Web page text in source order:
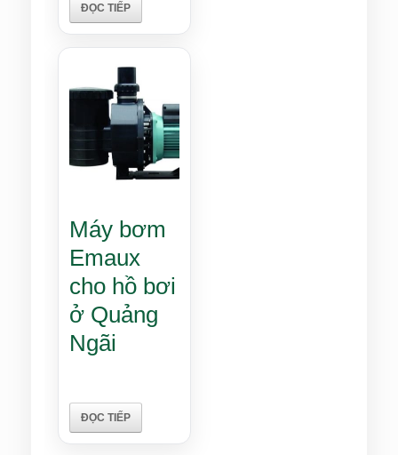
ĐỌC TIẾP
Máy bơm
Emaux
cho hồ bơi
ở Quảng
Ngãi
ĐỌC TIẾP